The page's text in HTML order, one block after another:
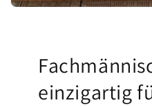
einzigartig